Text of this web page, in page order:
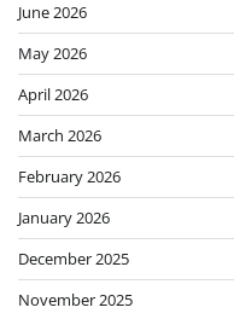
June 2026
May 2026
April 2026
March 2026
February 2026
January 2026
December 2025
November 2025